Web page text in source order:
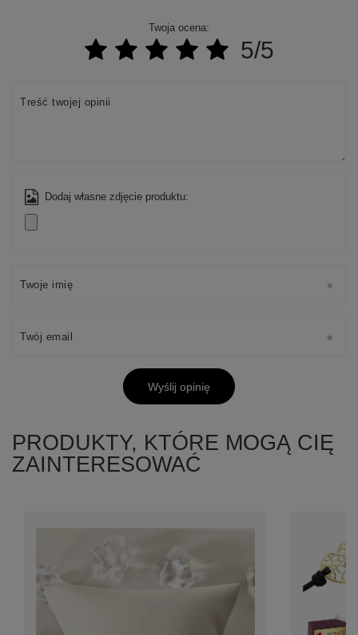
Twoja ocena:
5/5
Treść twojej opinii
Dodaj własne zdjęcie produktu:
Twoje imię
Twój email
Wyślij opinię
PRODUKTY, KTÓRE MOGĄ CIĘ
ZAINTERESOWAĆ